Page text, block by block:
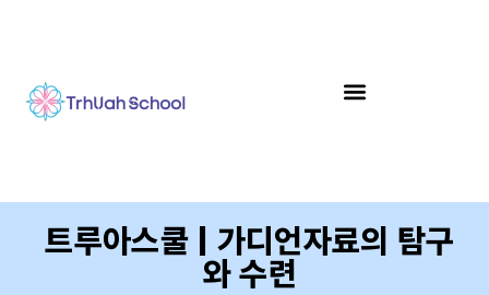
트루아스쿨 | 가디언자료의 탐구
와 수련